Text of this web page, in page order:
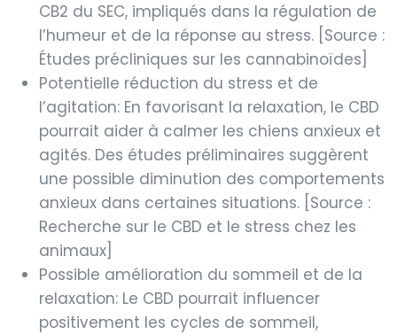
CB2 du SEC, impliqués dans la régulation de
l’humeur et de la réponse au stress. [Source :
Études précliniques sur les cannabinoïdes]
Potentielle réduction du stress et de
l’agitation: En favorisant la relaxation, le CBD
pourrait aider à calmer les chiens anxieux et
agités. Des études préliminaires suggèrent
une possible diminution des comportements
anxieux dans certaines situations. [Source :
Recherche sur le CBD et le stress chez les
animaux]
Possible amélioration du sommeil et de la
relaxation: Le CBD pourrait influencer
positivement les cycles de sommeil,